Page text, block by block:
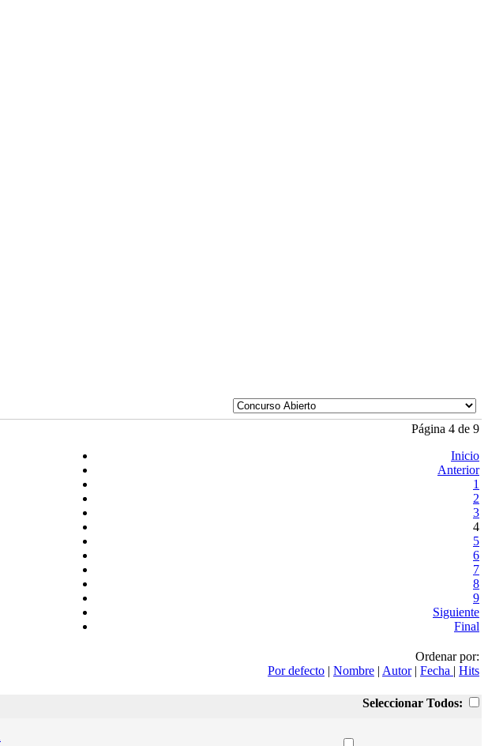
Página 4 de 9
Inicio
Anterior
1
2
3
4
5
6
7
8
9
Siguiente
Final
Ordenar por:
Por defecto | Nombre | Autor| Fecha | Hits
Seleccionar Todos: